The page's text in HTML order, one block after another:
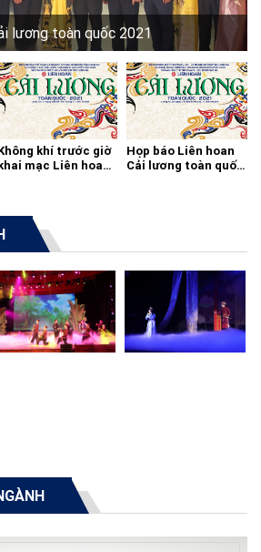
lương toàn quốc 2021
khí trước giờ
mạc Liên hoan
Họp báo Liên hoan
Cải lương toàn quốc